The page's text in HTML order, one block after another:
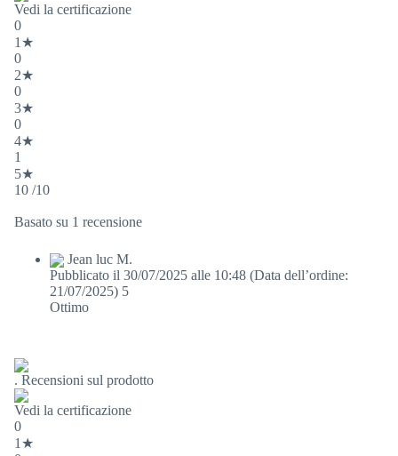
Vedi la certificazione
0
1★
0
2★
0
3★
0
4★
1
5★
10 /10
Basato su 1 recensione
Jean luc M.
Pubblicato il 30/07/2025 alle 10:48 (Data dell’ordine:
21/07/2025) 5
Ottimo
. Recensioni sul prodotto
Vedi la certificazione
0
1★